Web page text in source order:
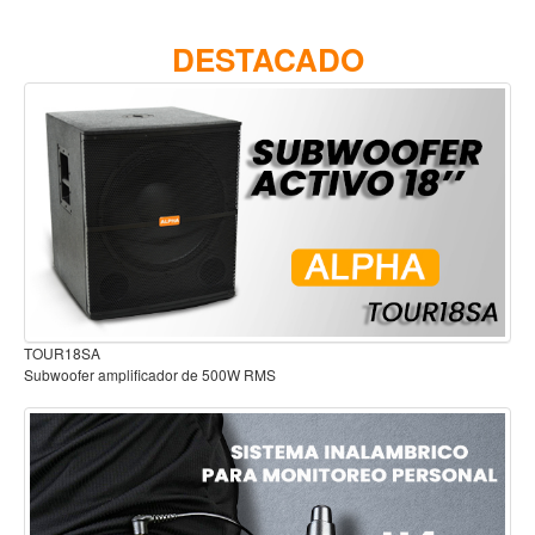
Viento
Acordeón y concertinas
Armonica
Clarinete
Cornetas y cornos
Flauta y pitos
Saxofon
Trompeta
Tuba
Otros instrumentos de viento
Cañuelas
DESTACADO
Audífonos para estudio